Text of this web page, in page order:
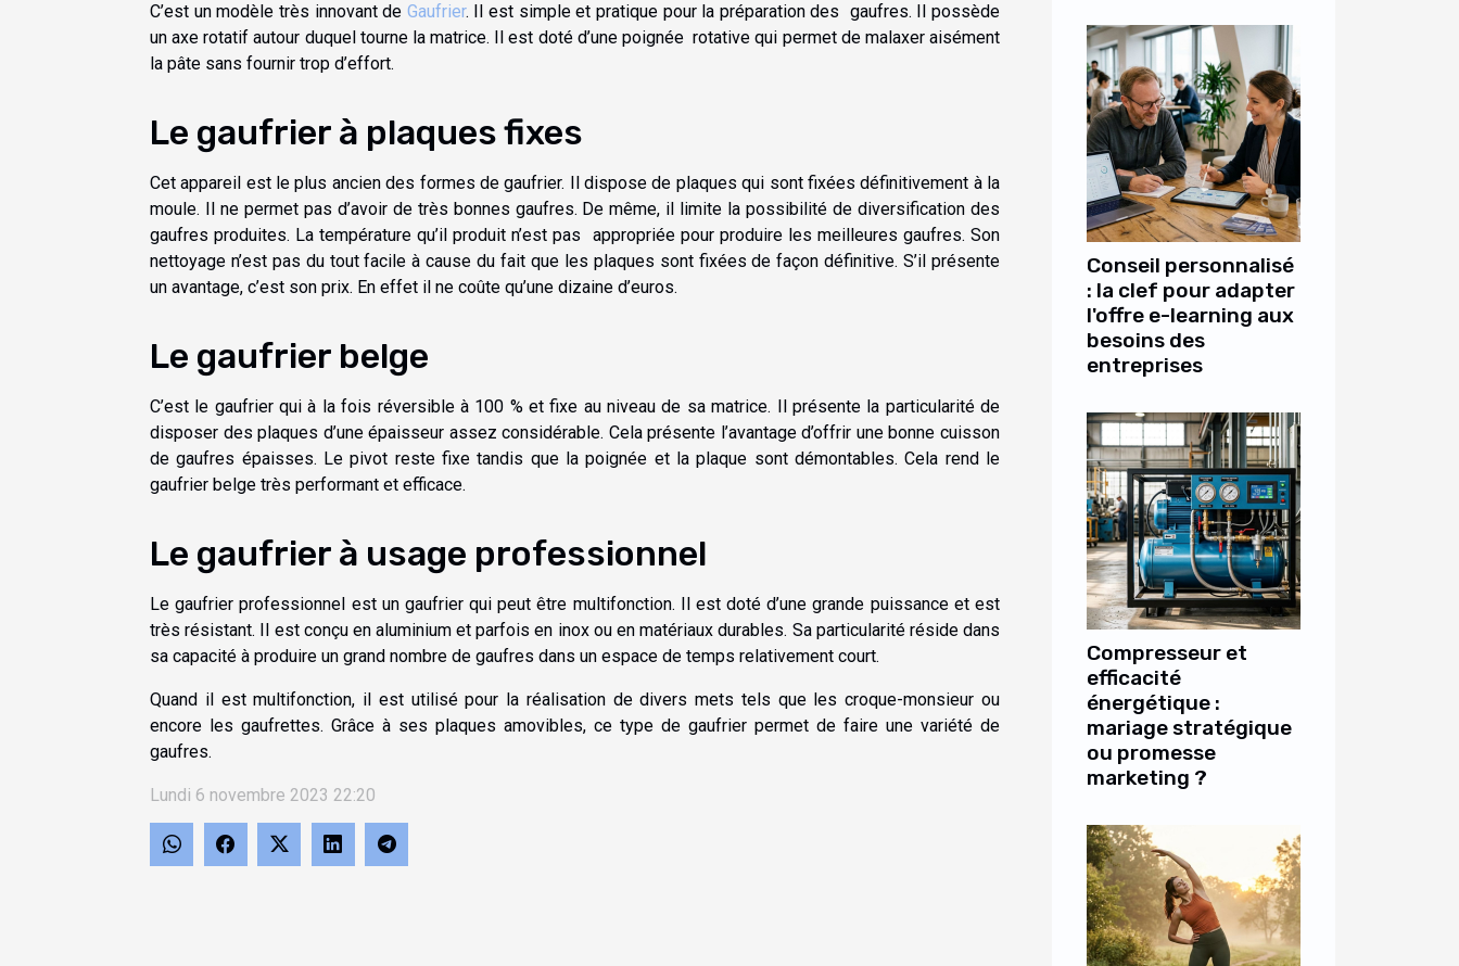
C’est un modèle très innovant de Gaufrier. Il est simple et pratique pour la préparation des gaufres. Il possède
un axe rotatif autour duquel tourne la matrice. Il est doté d’une poignée rotative qui permet de malaxer aisément
la pâte sans fournir trop d’effort.
Le gaufrier à plaques fixes
Cet appareil est le plus ancien des formes de gaufrier. Il dispose de plaques qui sont fixées définitivement à la
moule. Il ne permet pas d’avoir de très bonnes gaufres. De même, il limite la possibilité de diversification des
gaufres produites. La température qu’il produit n’est pas appropriée pour produire les meilleures gaufres. Son
nettoyage n’est pas du tout facile à cause du fait que les plaques sont fixées de façon définitive. S’il présente
un avantage, c’est son prix. En effet il ne coûte qu’une dizaine d’euros.
Le gaufrier belge
C’est le gaufrier qui à la fois réversible à 100 % et fixe au niveau de sa matrice. Il présente la particularité de
disposer des plaques d’une épaisseur assez considérable. Cela présente l’avantage d’offrir une bonne cuisson
de gaufres épaisses. Le pivot reste fixe tandis que la poignée et la plaque sont démontables. Cela rend le
gaufrier belge très performant et efficace.
Le gaufrier à usage professionnel
Le gaufrier professionnel est un gaufrier qui peut être multifonction. Il est doté d’une grande puissance et est
très résistant. Il est conçu en aluminium et parfois en inox ou en matériaux durables. Sa particularité réside dans
sa capacité à produire un grand nombre de gaufres dans un espace de temps relativement court.
Quand il est multifonction, il est utilisé pour la réalisation de divers mets tels que les croque-monsieur ou
encore les gaufrettes. Grâce à ses plaques amovibles, ce type de gaufrier permet de faire une variété de
gaufres.
Lundi 6 novembre 2023 22:20
Conseil personnalisé
: la clef pour adapter
l'offre e-learning aux
besoins des
entreprises
Compresseur et
efficacité
énergétique :
mariage stratégique
ou promesse
marketing ?